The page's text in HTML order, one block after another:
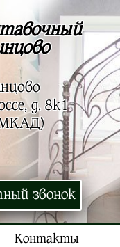
д. 8к1
звонок
Контакты